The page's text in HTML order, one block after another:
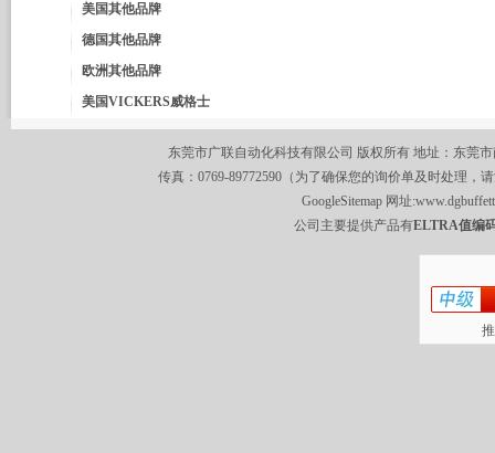
美国其他品牌
德国其他品牌
欧洲其他品牌
美国VICKERS威格士
东莞市广联自动化科技有限公司 版权所有 地址：东莞
传真：0769-89772590（为了确保您的询价单及时处理，
GoogleSitemap 网址:
公司主要提供产品有ELTRA值编